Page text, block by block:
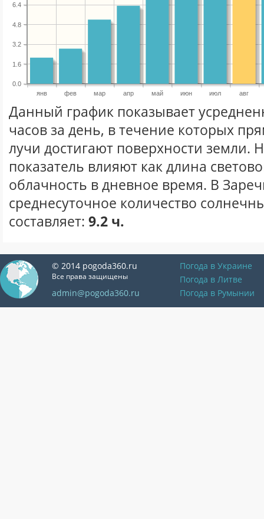
янв фев мар апр май июн июл авг
0.0
1.6
3.2
4.8
6.4
Данный график показывает
часов за день, в течение которых
лучи достигают поверхности земли.
показатель влияют как длина
облачность в дневное время. В
среднесуточное количество
составляет: 9.2 ч.
© 2014 pogoda360.ru
Все права защищены
admin@pogoda360.ru
Погода в Украине
Погода в Литве
Погода в Румынии